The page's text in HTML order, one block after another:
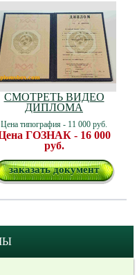
СМОТРЕТЬ ВИДЕО
ДИПЛОМА
Цена типография - 11 000 руб.
ГОЗНАК - 16 000
руб.
заказать документ